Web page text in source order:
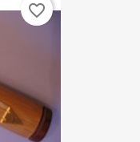
favorite_border